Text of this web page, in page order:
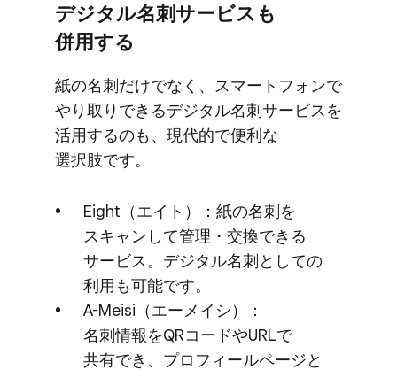
デジタル名刺サービスも​
併用する
紙の​名刺だけでなく、​スマートフォンで​
やり取りできる​デジタル名刺サービスを​
活用するのも、​現代的で​便利な​
選択肢です。
Eight​（エイト）​：紙の​名刺を​
スキャンして​管理・交換できる​
サービス。​デジタル名刺と​しての​
利用も​可能です。
A-Meisi​（エーメイシ）​：
名刺情報を​QRコードや​URLで​
共有でき、​プロフィールページと​